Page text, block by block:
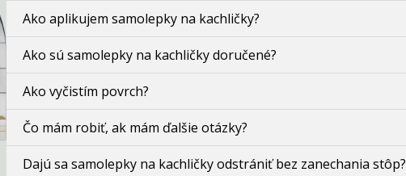
Ako aplikujem samolepky na kachličky?
Ako sú samolepky na kachličky doručené?
Ako vyčistím povrch?
Čo mám robiť, ak mám ďalšie otázky?
Dajú sa samolepky na kachličky odstrániť bez zanechania stôp?